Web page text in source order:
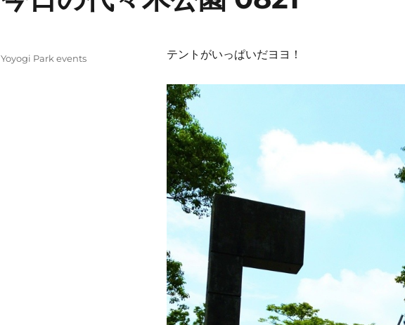
テントがいっぱいだヨヨ！
Posted
on
Categories
Yoyogi Park events